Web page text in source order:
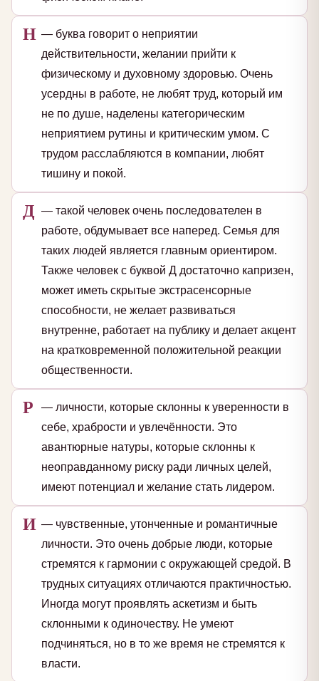
Н — буква говорит о неприятии
действительности, желании прийти к
физическому и духовному здоровью. Очень
усердны в работе, не любят труд, который им
не по душе, наделены категорическим
неприятием рутины и критическим умом. С
трудом расслабляются в компании, любят
тишину и покой.
Д — такой человек очень последователен в
работе, обдумывает все наперед. Семья для
таких людей является главным ориентиром.
Также человек с буквой Д достаточно капризен,
может иметь скрытые экстрасенсорные
способности, не желает развиваться
внутренне, работает на публику и делает акцент
на кратковременной положительной реакции
общественности.
Р
— личности, которые склонны к уверенности в
себе, храбрости и увлечённости. Это
авантюрные натуры, которые склонны к
неоправданному риску ради личных целей,
имеют потенциал и желание стать лидером.
И — чувственные, утонченные и романтичные
личности. Это очень добрые люди, которые
стремятся к гармонии с окружающей средой. В
трудных ситуациях отличаются практичностью.
Иногда могут проявлять аскетизм и быть
склонными к одиночеству. Не умеют
подчиняться, но в то же время не стремятся к
власти.